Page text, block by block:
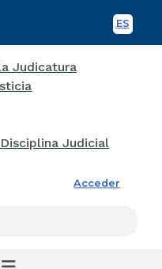
ES
Acceder